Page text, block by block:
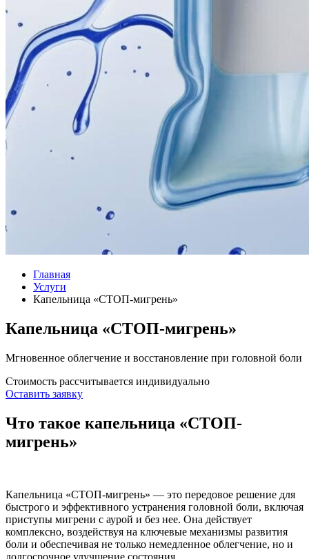
Главная
Услуги
Капельница «СТОП-мигрень»
Капельница «СТОП-мигрень»
Мгновенное облегчение и восстановление при головной боли
Стоимость рассчитывается индивидуально
Оставить заявку
Что такое капельница «СТОП-
мигрень»
Капельница «СТОП-мигрень» — это передовое решение для
быстрого и эффективного устранения головной боли, включая
приступы мигрени с аурой и без нее. Она действует
комплексно, воздействуя на ключевые механизмы развития
боли и обеспечивая не только немедленное облегчение, но и
долгосрочное улучшение состояния.